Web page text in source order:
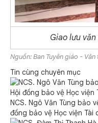
Giao lưu
Nguồn: Ban Tuyên giáo -
Tin cùng chuyên mục
NCS. Ngô Văn Tùng bảo
đồng bảo vệ Học viện Tài